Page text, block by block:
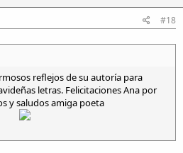
#18
reflejos de su autoría para
letras. Felicitaciones Ana por
y saludos amiga poeta